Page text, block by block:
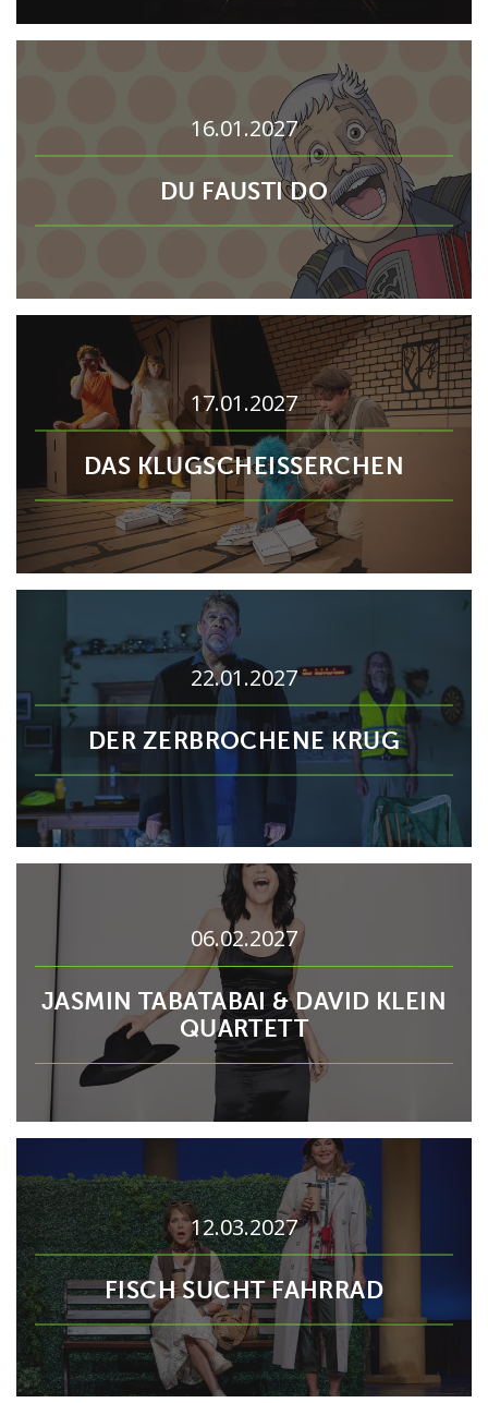
16.01.2027
DU FAUSTI DO
17.01.2027
DAS KLUGSCHEISSERCHEN
22.01.2027
DER ZERBROCHENE KRUG
06.02.2027
JASMIN TABATABAI & DAVID KLEIN
QUARTETT
12.03.2027
FISCH SUCHT FAHRRAD